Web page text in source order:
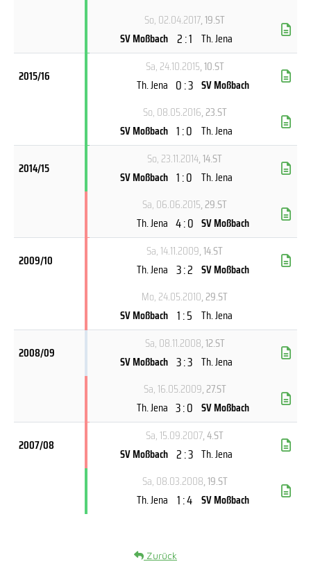
So, 02.04.2017, 19.ST
SV Moßbach 2 : 1 Th. Jena
2015/16
Sa, 24.10.2015, 10.ST
Th. Jena 0 : 3 SV Moßbach
So, 08.05.2016, 23.ST
SV Moßbach 1 : 0 Th. Jena
2014/15
So, 23.11.2014, 14.ST
SV Moßbach 1 : 0 Th. Jena
Sa, 06.06.2015, 29.ST
Th. Jena 4 : 0 SV Moßbach
2009/10
Sa, 14.11.2009, 14.ST
Th. Jena 3 : 2 SV Moßbach
Mo, 24.05.2010, 29.ST
SV Moßbach 1 : 5 Th. Jena
2008/09
Sa, 08.11.2008, 12.ST
SV Moßbach 3 : 3 Th. Jena
Sa, 16.05.2009, 27.ST
Th. Jena 3 : 0 SV Moßbach
2007/08
Sa, 15.09.2007, 4.ST
SV Moßbach 2 : 3 Th. Jena
Sa, 08.03.2008, 19.ST
Th. Jena 1 : 4 SV Moßbach
Zurück